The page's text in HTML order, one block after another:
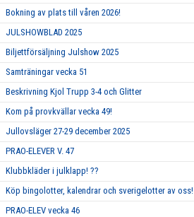
Bokning av plats till våren 2026!
JULSHOWBLAD 2025
Biljettförsäljning Julshow 2025
Samträningar vecka 51
Beskrivning Kjol Trupp 3-4 och Glitter
Kom på provkvällar vecka 49!
Jullovsläger 27-29 december 2025
PRAO-ELEVER V. 47
Klubbkläder i julklapp! ??
Köp bingolotter, kalendrar och sverigelotter av oss!
PRAO-ELEV vecka 46